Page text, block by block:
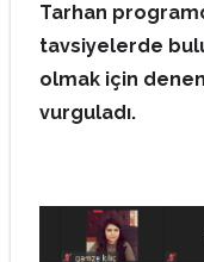
Tarhan
tavsiyelerde
olmak için
vurguladı.